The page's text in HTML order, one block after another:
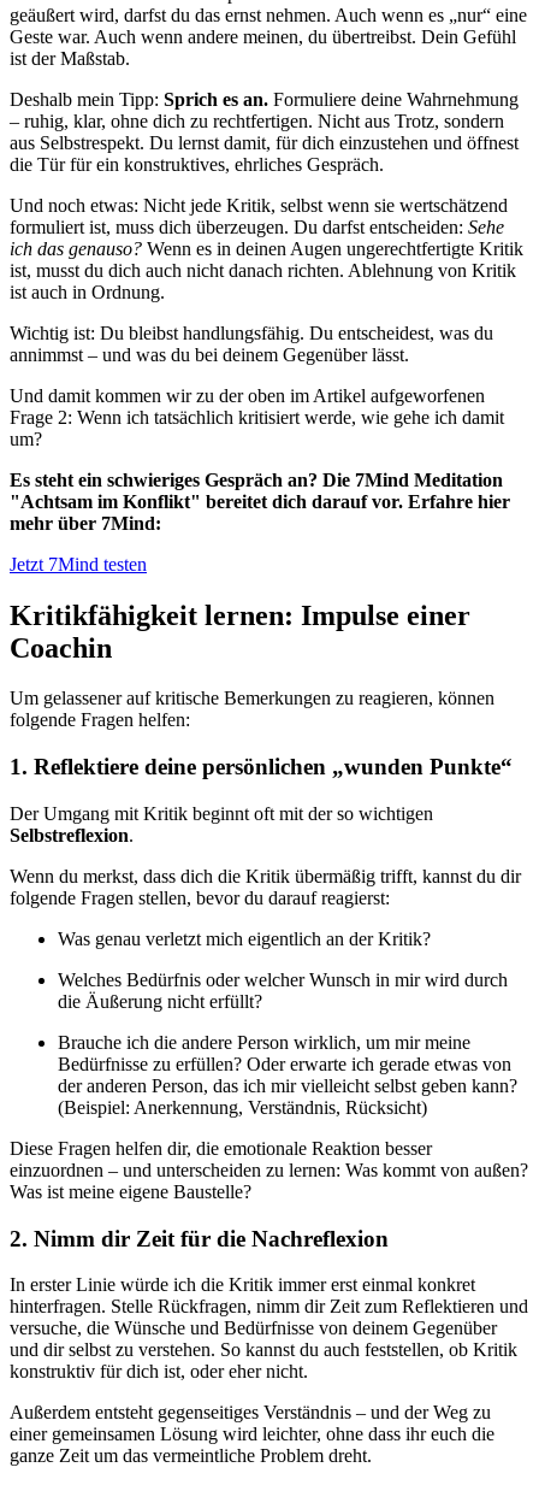
geäußert wird, darfst du das ernst nehmen. Auch wenn es „nur“ eine
Geste war. Auch wenn andere meinen, du übertreibst. Dein Gefühl
ist der Maßstab.
Deshalb mein Tipp: Sprich es an. Formuliere deine Wahrnehmung
– ruhig, klar, ohne dich zu rechtfertigen. Nicht aus Trotz, sondern
aus Selbstrespekt. Du lernst damit, für dich einzustehen und öffnest
die Tür für ein konstruktives, ehrliches Gespräch.
Und noch etwas: Nicht jede Kritik, selbst wenn sie wertschätzend
formuliert ist, muss dich überzeugen. Du darfst entscheiden: Sehe
ich das genauso? Wenn es in deinen Augen ungerechtfertigte Kritik
ist, musst du dich auch nicht danach richten. Ablehnung von Kritik
ist auch in Ordnung.
Wichtig ist: Du bleibst handlungsfähig. Du entscheidest, was du
annimmst – und was du bei deinem Gegenüber lässt.
Und damit kommen wir zu der oben im Artikel aufgeworfenen
Frage 2: Wenn ich tatsächlich kritisiert werde, wie gehe ich damit
um?
Es steht ein schwieriges Gespräch an? Die 7Mind Meditation
"Achtsam im Konflikt" bereitet dich darauf vor. Erfahre hier
mehr über 7Mind:
Jetzt 7Mind testen
Kritikfähigkeit lernen: Impulse einer
Coachin
Um gelassener auf kritische Bemerkungen zu reagieren, können
folgende Fragen helfen:
1. Reflektiere deine persönlichen „wunden Punkte“
Der Umgang mit Kritik beginnt oft mit der so wichtigen
Selbstreflexion.
Wenn du merkst, dass dich die Kritik übermäßig trifft, kannst du dir
folgende Fragen stellen, bevor du darauf reagierst:
Was genau verletzt mich eigentlich an der Kritik?
Welches Bedürfnis oder welcher Wunsch in mir wird durch
die Äußerung nicht erfüllt?
Brauche ich die andere Person wirklich, um mir meine
Bedürfnisse zu erfüllen? Oder erwarte ich gerade etwas von
der anderen Person, das ich mir vielleicht selbst geben kann?
(Beispiel: Anerkennung, Verständnis, Rücksicht)
Diese Fragen helfen dir, die emotionale Reaktion besser
einzuordnen – und unterscheiden zu lernen: Was kommt von außen?
Was ist meine eigene Baustelle?
2. Nimm dir Zeit für die Nachreflexion
In erster Linie würde ich die Kritik immer erst einmal konkret
hinterfragen. Stelle Rückfragen, nimm dir Zeit zum Reflektieren und
versuche, die Wünsche und Bedürfnisse von deinem Gegenüber
und dir selbst zu verstehen. So kannst du auch feststellen, ob Kritik
konstruktiv für dich ist, oder eher nicht.
Außerdem entsteht gegenseitiges Verständnis – und der Weg zu
einer gemeinsamen Lösung wird leichter, ohne dass ihr euch die
ganze Zeit um das vermeintliche Problem dreht.